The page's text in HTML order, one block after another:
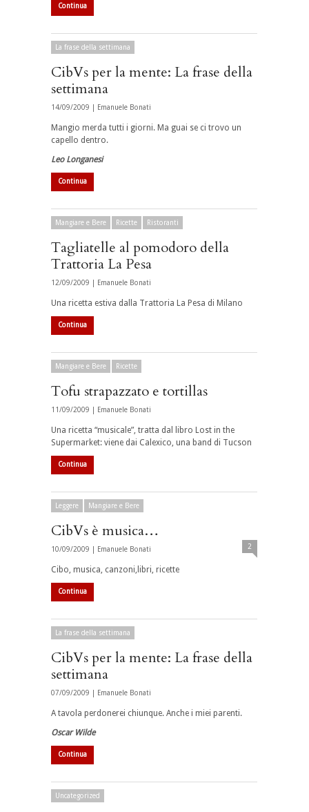
Continua
La frase della settimana
CibVs per la mente: La frase della
settimana
14/09/2009 | Emanuele Bonati
Mangio merda tutti i giorni. Ma guai se ci trovo un
capello dentro.
Leo Longanesi
Continua
Mangiare e Bere Ricette Ristoranti
Tagliatelle al pomodoro della
Trattoria La Pesa
12/09/2009 | Emanuele Bonati
Una ricetta estiva dalla Trattoria La Pesa di Milano
Continua
Mangiare e Bere Ricette
Tofu strapazzato e tortillas
11/09/2009 | Emanuele Bonati
Una ricetta “musicale”, tratta dal libro Lost in the
Supermarket: viene dai Calexico, una band di Tucson
Continua
Leggere Mangiare e Bere
CibVs è musica…
10/09/2009 | Emanuele Bonati 2
Cibo, musica, canzoni,libri, ricette
Continua
La frase della settimana
CibVs per la mente: La frase della
settimana
07/09/2009 | Emanuele Bonati
A tavola perdonerei chiunque. Anche i miei parenti.
Oscar Wilde
Continua
Uncategorized